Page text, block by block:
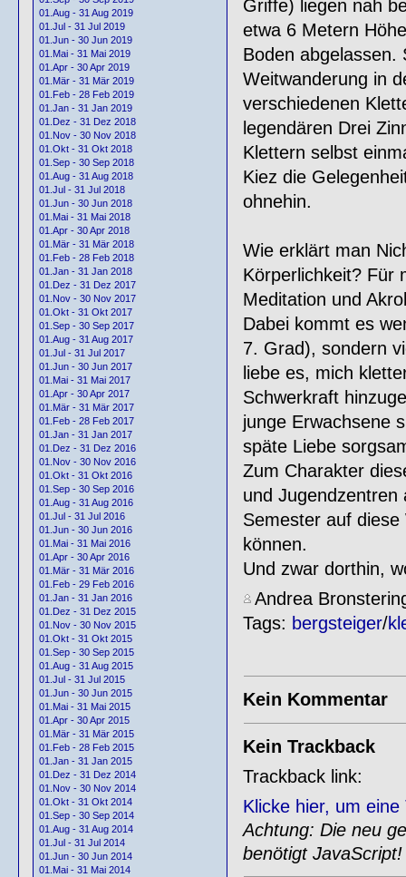
01.Aug - 31 Aug 2019
01.Jul - 31 Jul 2019
01.Jun - 30 Jun 2019
01.Mai - 31 Mai 2019
01.Apr - 30 Apr 2019
01.Mär - 31 Mär 2019
01.Feb - 28 Feb 2019
01.Jan - 31 Jan 2019
01.Dez - 31 Dez 2018
01.Nov - 30 Nov 2018
01.Okt - 31 Okt 2018
01.Sep - 30 Sep 2018
01.Aug - 31 Aug 2018
01.Jul - 31 Jul 2018
01.Jun - 30 Jun 2018
01.Mai - 31 Mai 2018
01.Apr - 30 Apr 2018
01.Mär - 31 Mär 2018
01.Feb - 28 Feb 2018
01.Jan - 31 Jan 2018
01.Dez - 31 Dez 2017
01.Nov - 30 Nov 2017
01.Okt - 31 Okt 2017
01.Sep - 30 Sep 2017
01.Aug - 31 Aug 2017
01.Jul - 31 Jul 2017
01.Jun - 30 Jun 2017
01.Mai - 31 Mai 2017
01.Apr - 30 Apr 2017
01.Mär - 31 Mär 2017
01.Feb - 28 Feb 2017
01.Jan - 31 Jan 2017
01.Dez - 31 Dez 2016
01.Nov - 30 Nov 2016
01.Okt - 31 Okt 2016
01.Sep - 30 Sep 2016
01.Aug - 31 Aug 2016
01.Jul - 31 Jul 2016
01.Jun - 30 Jun 2016
01.Mai - 31 Mai 2016
01.Apr - 30 Apr 2016
01.Mär - 31 Mär 2016
01.Feb - 29 Feb 2016
01.Jan - 31 Jan 2016
01.Dez - 31 Dez 2015
01.Nov - 30 Nov 2015
01.Okt - 31 Okt 2015
01.Sep - 30 Sep 2015
01.Aug - 31 Aug 2015
01.Jul - 31 Jul 2015
01.Jun - 30 Jun 2015
01.Mai - 31 Mai 2015
01.Apr - 30 Apr 2015
01.Mär - 31 Mär 2015
01.Feb - 28 Feb 2015
01.Jan - 31 Jan 2015
01.Dez - 31 Dez 2014
01.Nov - 30 Nov 2014
01.Okt - 31 Okt 2014
01.Sep - 30 Sep 2014
01.Aug - 31 Aug 2014
01.Jul - 31 Jul 2014
01.Jun - 30 Jun 2014
01.Mai - 31 Mai 2014
Griffe) liegen nah
etwa 6 Metern
Boden abgelassen.
Weitwanderung in
verschiedenen
legendären Drei
Klettern selbst
Kiez die
ohnehin.
Wie erklärt man
Körperlichkeit? Für
Meditation und
Dabei kommt es
7. Grad), sondern
liebe es, mich
Schwerkraft
junge Erwachsene
späte Liebe
Zum Charakter
und Jugendzentren
Semester auf
können.
Und zwar dorthin,
Andrea
Tags: bergsteiger/
Kein Kommentar
Kein Trackback
Trackback link:
Klicke hier, um
Achtung: Die neu
benötigt JavaScript!